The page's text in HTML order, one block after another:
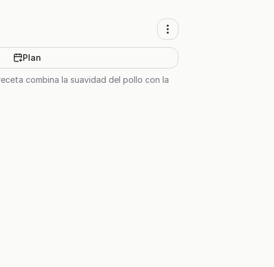
Plan
combina la suavidad del pollo con la